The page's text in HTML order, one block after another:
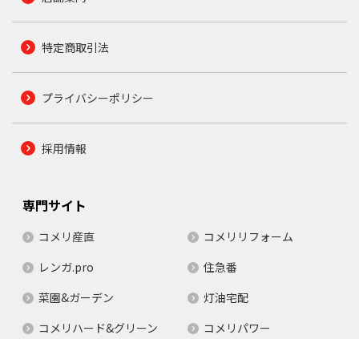
特定商取引法
プライバシーポリシー
採用情報
専門サイト
コメリ産直
コメリリフォーム
レンガ.pro
住急番
菜園&ガーデン
灯油宅配
コメリハード&グリーン
コメリパワー